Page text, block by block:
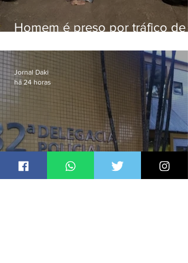
Homem é preso por tráfico de
Jornal Daki
há 24 horas